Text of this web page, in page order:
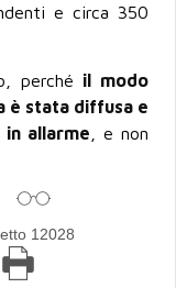
e circa 350
perché il modo
è stata diffusa e
allarme , e non
12028